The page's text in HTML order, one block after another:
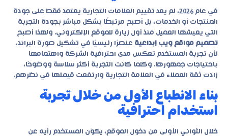
في عام 2026، لم يعد تقييم العلامات التجارية يعتمد فقط على جودة
المنتجات أو الخدمات، بل أصبح مرتبطًا بشكل مباشر بجودة التجربة
التي يعيشها العميل منذ أول زيارة للموقع الإلكتروني. ولهذا أصبح
تصميم مواقع ويب إبداعية عنصرًا رئيسيًا في تشكيل صورة البراند،
لأن تجربة المستخدم تعكس مدى احترافية الشركة واهتمامها
باحتياجات جمهورها. وكلما كانت التجربة أكثر سلاسة ووضوحًا،
زادت ثقة العملاء في العلامة التجارية وارتفعت قيمتها في نظرهم.
بناء الانطباع الأول من خلال تجربة
استخدام احترافية
خلال الثواني الأولى من دخول الموقع، يكوّن المستخدم رأيه عن